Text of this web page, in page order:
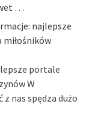
…
najlepsze
portale
W
z nas spędza dużo